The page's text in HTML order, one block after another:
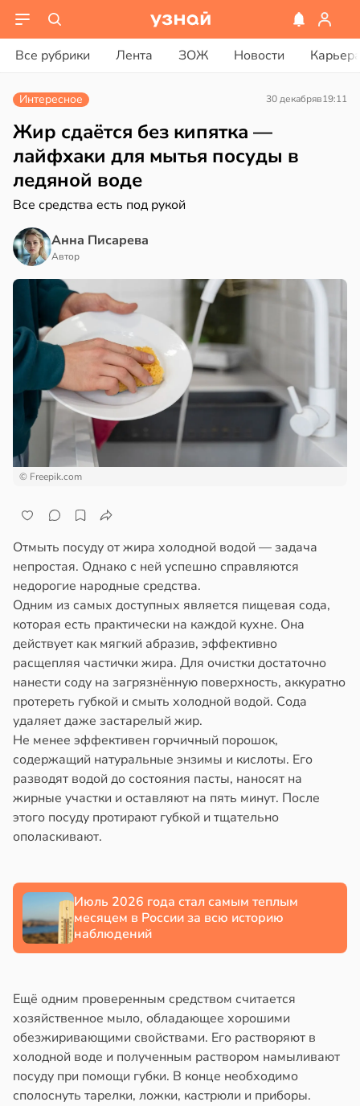
Все рубрики Лента ЗОЖ Новости
в19:49
13:55
в21:42
Интересное 30 декабряв19:11
Жир сдаётся без кипятка —
лайфхаки для мытья посуды в
ледяной воде
Все средства есть под рукой
Анна Писарева
Автор
© Freepik.com
Отмыть посуду от жира холодной водой — задача
непростая. Однако с ней успешно справляются
недорогие народные средства.
Одним из самых доступных является пищевая сода,
которая есть практически на каждой кухне. Она
действует как мягкий абразив, эффективно
расщепляя частички жира. Для очистки достаточно
нанести соду на загрязнённую поверхность, аккуратно
протереть губкой и смыть холодной водой. Сода
удаляет даже застарелый жир.
Не менее эффективен горчичный порошок,
содержащий натуральные энзимы и кислоты. Его
разводят водой до состояния пасты, наносят на
жирные участки и оставляют на пять минут. После
этого посуду протирают губкой и тщательно
ополаскивают.
Июль 2026 года стал самым теплым
месяцем в России за всю историю
наблюдений
Ещё одним проверенным средством считается
хозяйственное мыло, обладающее хорошими
обезжиривающими свойствами. Его растворяют в
холодной воде и полученным раствором намыливают
посуду при помощи губки. В конце необходимо
сполоснуть тарелки, ложки, кастрюли и приборы.
17:40
16:47